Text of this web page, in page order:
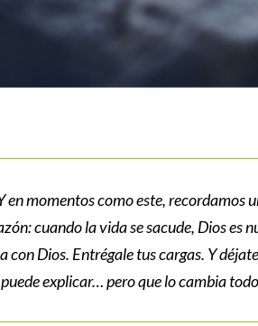
en momentos como este, recordamos
cuando la vida se sacude, Dios es
Dios. Entrégale tus cargas. Y
explicar… pero que lo cambia